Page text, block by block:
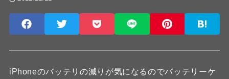
iPhoneのバッテリの減りが気になるのでバッテリーケ